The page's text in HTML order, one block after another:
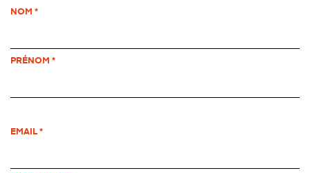
NOM
PRÉNOM
EMAIL